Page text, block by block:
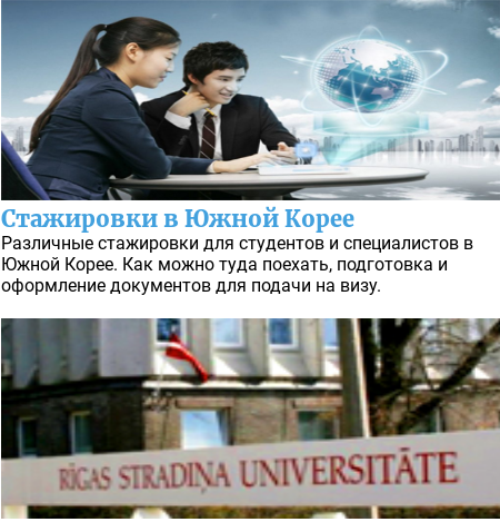
Стажировки в Южной Корее
Различные стажировки для студентов и специалистов в
Южной Корее. Как можно туда поехать, подготовка и
оформление документов для подачи на визу.